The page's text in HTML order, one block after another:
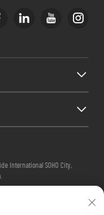
International SOHO City,